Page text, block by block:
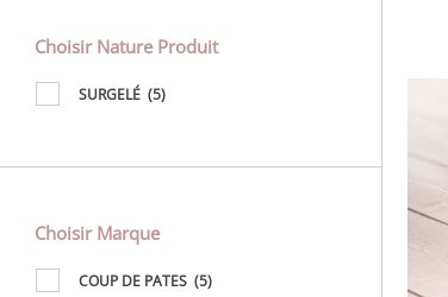
Choisir Nature Produit
SURGELÉ (5)
Choisir Marque
COUP DE PATES (5)